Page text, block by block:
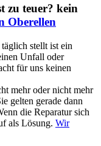
zu teuer? kein
Oberellen
stellt ist ein
Unfall oder
für uns keinen
mehr oder nicht mehr
gelten gerade dann
die Reparatur sich
als Lösung. Wir